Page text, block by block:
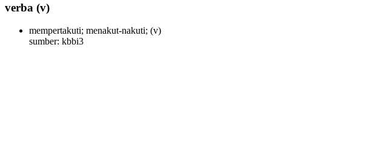
verba (v)
mempertakuti; menakut-nakuti; (v)
sumber: kbbi3